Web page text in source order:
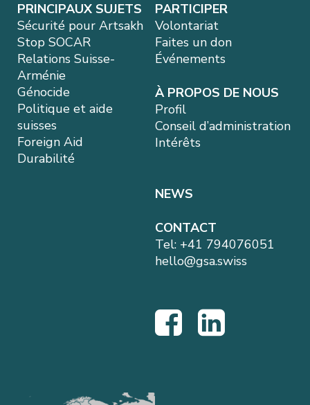
PRINCIPAUX SUJETS
Sécurité pour Artsakh
Stop SOCAR
Relations Suisse-
Arménie
Génocide
Politique et aide
suisses
Foreign Aid
Durabilité
PARTICIPER
Volontariat
Faites un don
Événements
À PROPOS DE NOUS
Profil
Conseil d’administration
Intérêts
NEWS
CONTACT
Tel: +41 794076051
hello@gsa.swiss